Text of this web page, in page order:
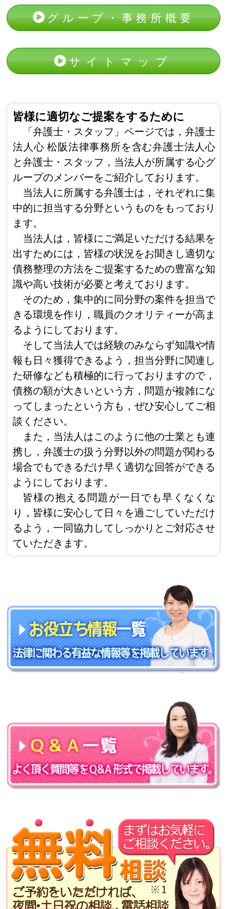
グループ・事務所概要
サイトマップ
皆様に適切なご提案をするために
「弁護士・スタッフ」ページでは，弁護士
法人心 松阪法律事務所を含む弁護士法人心
と弁護士・スタッフ，当法人が所属する心グ
ループのメンバーをご紹介しております。
当法人に所属する弁護士は，それぞれに集
中的に担当する分野というものをもっており
ます。
当法人は，皆様にご満足いただける結果を
出すためには，皆様の状況をお聞きし適切な
債務整理の方法をご提案するための豊富な知
識や高い技術が必要と考えております。
そのため，集中的に同分野の案件を担当で
きる環境を作り，職員のクオリティーが高ま
るようにしております。
そして当法人では経験のみならず知識や情
報も日々獲得できるよう，担当分野に関連し
た研修なども積極的に行っておりますので，
債務の額が大きいという方，問題が複雑にな
ってしまったという方も，ぜひ安心してご相
談ください。
また，当法人はこのように他の士業とも連
携し，弁護士の扱う分野以外の問題が関わる
場合でもできるだけ早く適切な回答ができる
ようにしております。
皆様の抱える問題が一日でも早くなくな
り，皆様に安心して日々を過ごしていただけ
るよう，一同協力してしっかりとご対応させ
ていただきます。